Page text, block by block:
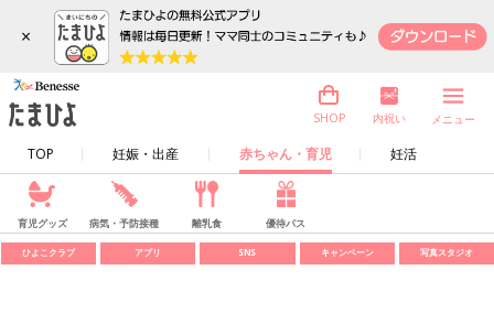
×
TOP 妊娠・出産 赤ちゃん・育児 妊活
SHOP 内祝い メニュー
育児グッズ 病気・予防接種 離乳食 優待パス
ひよこクラブ アプリ SNS キャンペーン 写真スタジオ